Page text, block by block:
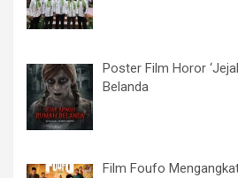
Poster Film Horor
Belanda
Film Foufo